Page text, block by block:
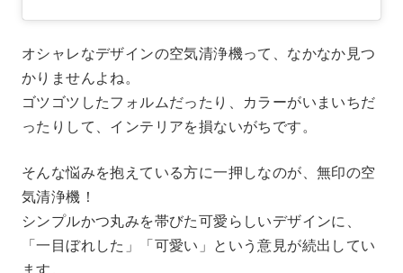
オシャレなデザインの空気清浄機って、なかなか見つ
かりませんよね。
ゴツゴツしたフォルムだったり、カラーがいまいちだ
ったりして、インテリアを損ないがちです。
そんな悩みを抱えている方に一押しなのが、無印の空
気清浄機！
シンプルかつ丸みを帯びた可愛らしいデザインに、
「一目ぼれした」「可愛い」という意見が続出してい